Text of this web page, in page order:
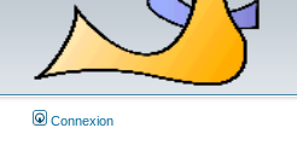
Connexion